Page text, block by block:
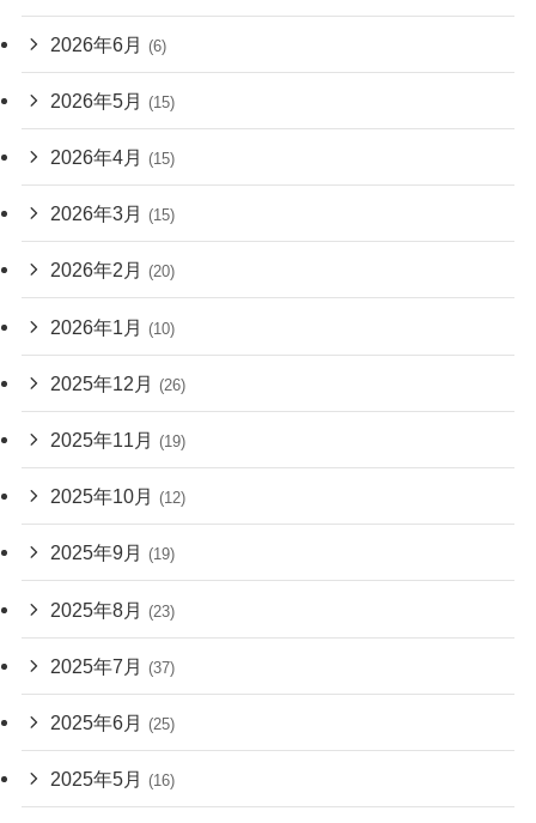
2026年6月 (6)
2026年5月 (15)
2026年4月 (15)
2026年3月 (15)
2026年2月 (20)
2026年1月 (10)
2025年12月 (26)
2025年11月 (19)
2025年10月 (12)
2025年9月 (19)
2025年8月 (23)
2025年7月 (37)
2025年6月 (25)
2025年5月 (16)